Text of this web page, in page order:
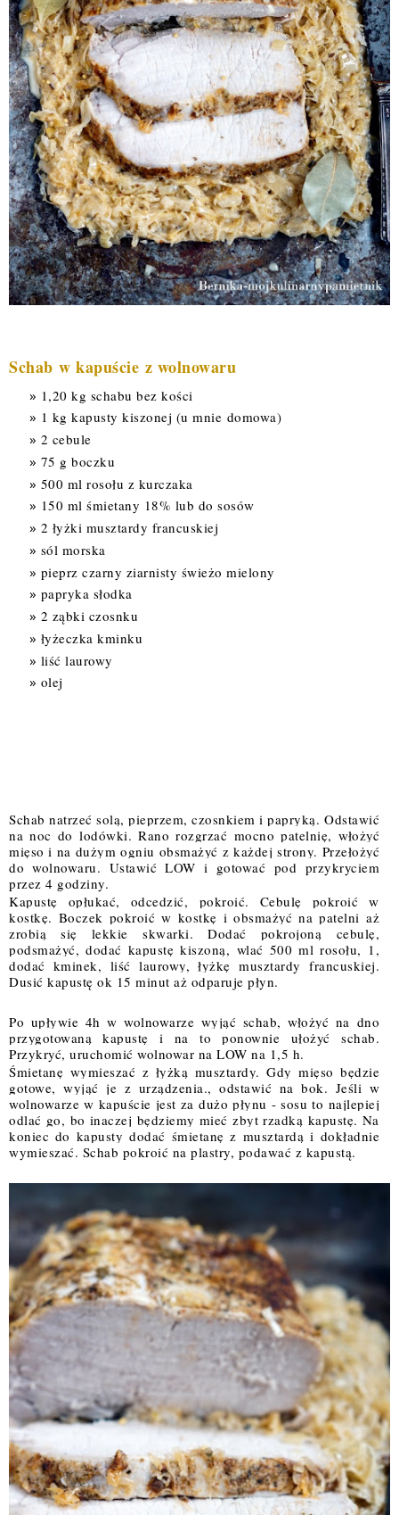
Schab w kapuście z wolnowaru
1,20 kg schabu bez kości
1 kg kapusty kiszonej (u mnie domowa)
2 cebule
75 g boczku
500 ml rosołu z kurczaka
150 ml śmietany 18% lub do sosów
2 łyżki musztardy francuskiej
sól morska
pieprz czarny ziarnisty świeżo mielony
papryka słodka
2 ząbki czosnku
łyżeczka kminku
liść laurowy
olej
Schab natrzeć solą, pieprzem, czosnkiem i papryką. Odstawić
na noc do lodówki. Rano rozgrzać mocno patelnię, włożyć
mięso i na dużym ogniu obsmażyć z każdej strony. Przełożyć
do wolnowaru. Ustawić LOW i gotować pod przykryciem
przez 4 godziny.
Kapustę opłukać, odcedzić, pokroić. Cebulę pokroić w
kostkę. Boczek pokroić w kostkę i obsmażyć na patelni aż
zrobią się lekkie skwarki. Dodać pokrojoną cebulę,
podsmażyć, dodać kapustę kiszoną, wlać 500 ml rosołu, 1,
dodać kminek, liść laurowy, łyżkę musztardy francuskiej.
Dusić kapustę ok 15 minut aż odparuje płyn.
Po upływie 4h w wolnowarze wyjąć schab, włożyć na dno
przygotowaną kapustę i na to ponownie ułożyć schab.
Przykryć, uruchomić wolnowar na LOW na 1,5 h.
Śmietanę wymieszać z łyżką musztardy. Gdy mięso będzie
gotowe, wyjąć je z urządzenia., odstawić na bok. Jeśli w
wolnowarze w kapuście jest za dużo płynu - sosu to najlepiej
odlać go, bo inaczej będziemy mieć zbyt rzadką kapustę. Na
koniec do kapusty dodać śmietanę z musztardą i dokładnie
wymieszać. Schab pokroić na plastry, podawać z kapustą.